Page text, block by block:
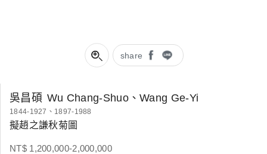
share
吳昌碩 Wu Chang-Shuo、Wang Ge-Yi
1844-1927、1897-1988
擬趙之謙秋菊圖
NT$ 1,200,000-2,000,000